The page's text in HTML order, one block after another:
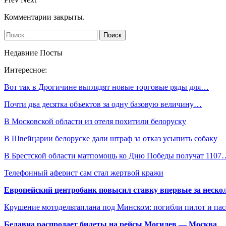
Комментарии закрыты.
Недавние Посты
Интересное:
Вот так в Дрогичине выглядят новые торговые ряды для…
Почти два десятка объектов за одну базовую величину…
В Московской области из отеля похитили белоруску
В Швейцарии белоруске дали штраф за отказ усыпить собаку
В Брестской области матпомощь ко Дню Победы получат
Телефонный аферист сам стал жертвой кражи
Европейский центробанк повысил ставку впервые за
Крушение мотодельтаплана под Минском: погибли пилот и
Белавиа распродает билеты на рейсы Могилев — Москва